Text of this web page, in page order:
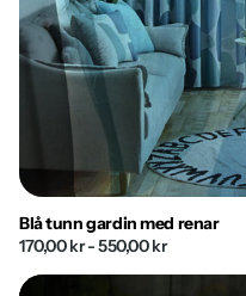
Blå tunn gardin med renar
170,00 kr- 550,00 kr